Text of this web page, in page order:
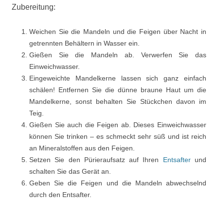
Zubereitung:
Weichen Sie die Mandeln und die Feigen über Nacht in
getrennten Behältern in Wasser ein.
Gießen Sie die Mandeln ab. Verwerfen Sie das
Einweichwasser.
Eingeweichte Mandelkerne lassen sich ganz einfach
schälen! Entfernen Sie die dünne braune Haut um die
Mandelkerne, sonst behalten Sie Stückchen davon im
Teig.
Gießen Sie auch die Feigen ab. Dieses Einweichwasser
können Sie trinken – es schmeckt sehr süß und ist reich
an Mineralstoffen aus den Feigen.
Setzen Sie den Pürieraufsatz auf Ihren Entsafterund
schalten Sie das Gerät an.
Geben Sie die Feigen und die Mandeln abwechselnd
durch den Entsafter.